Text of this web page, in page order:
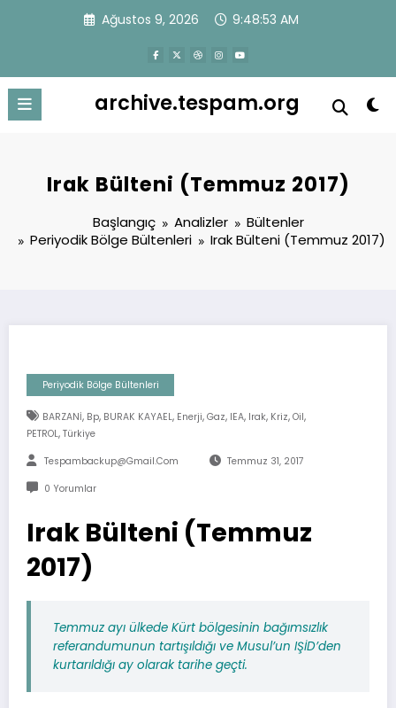
Ağustos 9, 2026 9:48:54 AM
archive.tespam.org
Irak Bülteni (Temmuz 2017)
Başlangıç Analizler
Bültenler
Periyodik Bölge Bültenleri
Irak Bülteni (Temmuz 2017)
Periyodik Bölge Bültenleri
BARZANİ, Bp, BURAK KAYAEL, Enerji, Gaz, IEA, Irak, Kriz, Oil,
PETROL, Türkiye
Tespambackup@gmail.com Temmuz 31, 2017
0 Yorumlar
Irak Bülteni (Temmuz
2017)
Temmuz ayı ülkede Kürt bölgesinin bağımsızlık
referandumunun tartışıldığı ve Musul’un IŞİD’den
kurtarıldığı ay olarak tarihe geçti.